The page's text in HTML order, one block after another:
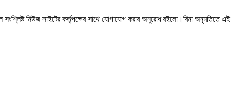
নিউজ সাইটের কর্তৃপক্ষের সাথে যোগাযোগ করার অনুরোধ রইলো।বিনা অনুমতিতে এই